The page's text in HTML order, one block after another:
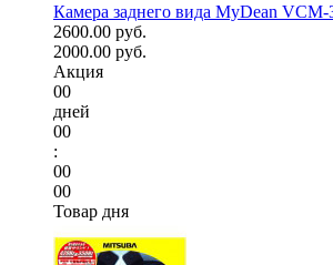
Камера заднего вида MyDean VCM-
2600.00 руб.
2000.00 руб.
Акция
00
дней
00
:
00
00
Товар дня